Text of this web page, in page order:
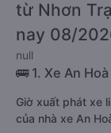
từ Nhơn
nay 08/
null
🚌 1. Xe An
Giờ xuất phát xe
của nhà xe An